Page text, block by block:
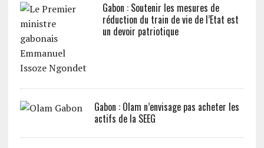
Gabon : Soutenir les mesures de
réduction du train de vie de l’Etat est
un devoir patriotique
Gabon : Olam n’envisage pas acheter les
actifs de la SEEG